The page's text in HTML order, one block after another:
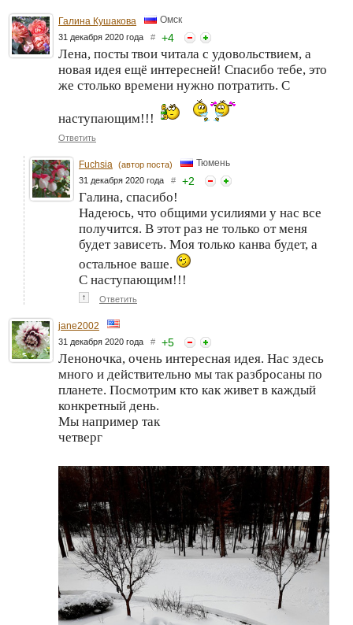
Галина Кушакова Омск
31 декабря 2020 года # +4
Лена, посты твои читала с удовольствием, а
новая идея ещё интересней! Спасибо тебе, это
же столько времени нужно потратить. С
наступающим!!!
Ответить
Fuchsia (автор поста) Тюмень
31 декабря 2020 года # +2
Галина, спасибо!
Надеюсь, что общими усилиями у нас все
получится. В этот раз не только от меня
будет зависеть. Моя только канва будет, а
остальное ваше.
С наступающим!!!
↑ Ответить
jane2002
31 декабря 2020 года # +5
Леноночка, очень интересная идея. Нас здесь
много и действительно мы так разбросаны по
планете. Посмотрим кто как живет в каждый
конкретный день.
Мы например так
четверг